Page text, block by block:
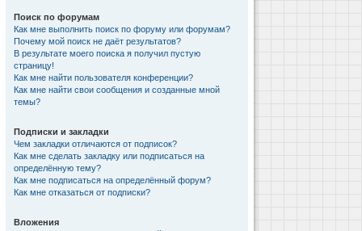
Поиск по форумам
Как мне выполнить поиск по форуму или форумам?
Почему мой поиск не даёт результатов?
В результате моего поиска я получил пустую
страницу!
Как мне найти пользователя конференции?
Как мне найти свои сообщения и созданные мной
темы?
Подписки и закладки
Чем закладки отличаются от подписок?
Как мне сделать закладку или подписаться на
определённую тему?
Как мне подписаться на определённый форум?
Как мне отказаться от подписки?
Вложения